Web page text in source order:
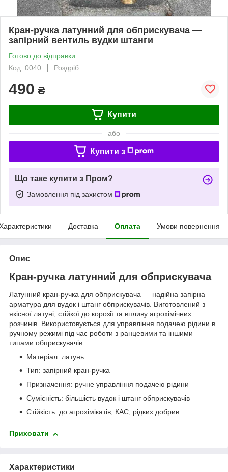
Кран-ручка латунний для обприскувача —
запірний вентиль вудки штанги
Готово до відправки
Код: 0040
Роздріб
490 ₴
Купити
або
Купити з
Що таке купити з Пром?
Замовлення під захистом
Доставка Оплата Умови повернення
Опис
Кран-ручка латунний для обприскувача
Латунний кран-ручка для обприскувача — надійна запірна
арматура для вудок і штанг обприскувачів. Виготовлений з
якісної латуні, стійкої до корозії та впливу агрохімічних
розчинів. Використовується для управління подачею рідини в
ручному режимі під час роботи з ранцевими та іншими
типами обприскувачів.
Матеріал: латунь
Тип: запірний кран-ручка
Призначення: ручне управління подачею рідини
Сумісність: більшість вудок і штанг обприскувачів
Стійкість: до агрохімікатів, КАС, рідких добрив
Приховати
Характеристики